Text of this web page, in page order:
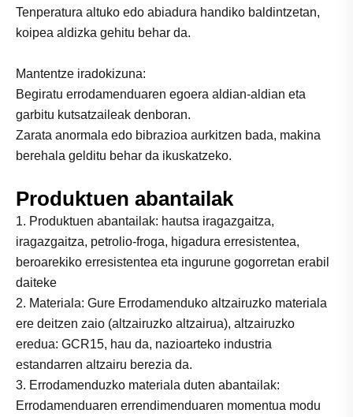
Tenperatura altuko edo abiadura handiko baldintzetan,
koipea aldizka gehitu behar da.
Mantentze iradokizuna:
Begiratu errodamenduaren egoera aldian-aldian eta
garbitu kutsatzaileak denboran.
Zarata anormala edo bibrazioa aurkitzen bada, makina
berehala gelditu behar da ikuskatzeko.
Produktuen abantailak
1. Produktuen abantailak: hautsa iragazgaitza,
iragazgaitza, petrolio-froga, higadura erresistentea,
beroarekiko erresistentea eta ingurune gogorretan erabil
daiteke
2. Materiala: Gure Errodamenduko altzairuzko materiala
ere deitzen zaio (altzairuzko altzairua), altzairuzko
eredua: GCR15, hau da, nazioarteko industria
estandarren altzairu berezia da.
3. Errodamenduzko materiala duten abantailak:
Errodamenduaren errendimenduaren momentua modu